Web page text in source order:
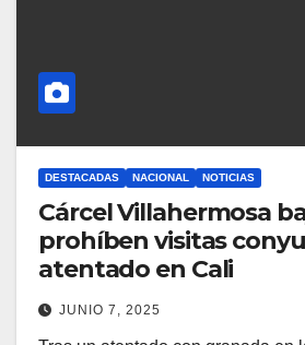
DESTACADAS NACIONAL NOTICIAS
Cárcel Villahermosa
prohíben visitas
atentado en Cali
JUNIO 7, 2025